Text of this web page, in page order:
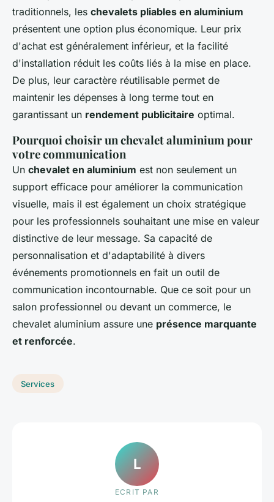
traditionnels, les chevalets pliables en aluminium
présentent une option plus économique. Leur prix
d'achat est généralement inférieur, et la facilité
d'installation réduit les coûts liés à la mise en place.
De plus, leur caractère réutilisable permet de
maintenir les dépenses à long terme tout en
garantissant un rendement publicitaire optimal.
Pourquoi choisir un chevalet aluminium pour
votre communication
Un chevalet en aluminium est non seulement un
support efficace pour améliorer la communication
visuelle, mais il est également un choix stratégique
pour les professionnels souhaitant une mise en valeur
distinctive de leur message. Sa capacité de
personnalisation et d'adaptabilité à divers
événements promotionnels en fait un outil de
communication incontournable. Que ce soit pour un
salon professionnel ou devant un commerce, le
chevalet aluminium assure une présence marquante
et renforcée.
Services
L
ECRIT PAR